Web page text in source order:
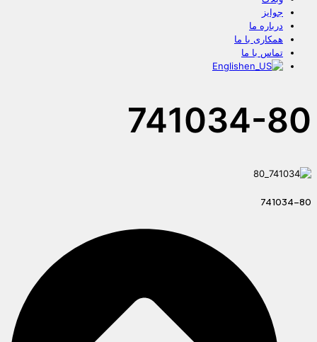
جوایز
درباره ما
همکاری با ما
تماس با ما
English
741034-80
741034-80